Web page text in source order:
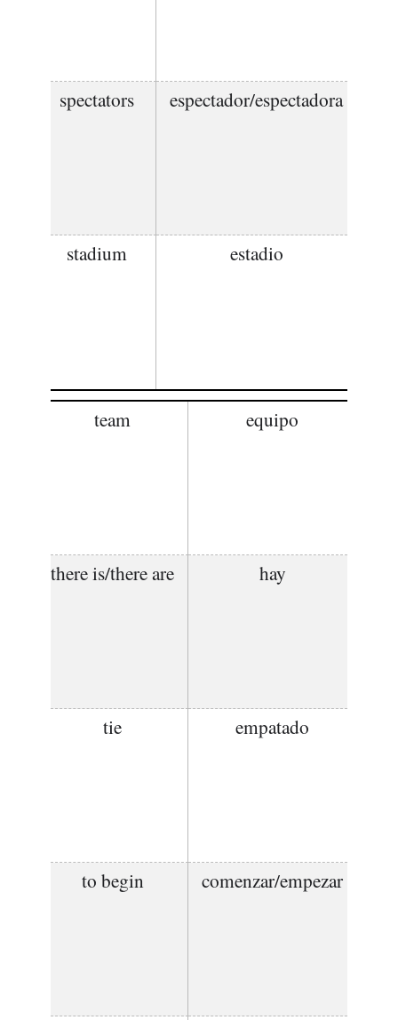
spectators espectador/espectadora
stadium estadio
team equipo
there is/there are hay
tie empatado
to begin comenzar/empezar